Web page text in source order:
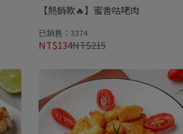
【熱銷款🔥】蜜香咕咾肉
已銷售：3374
NT$134NT$215